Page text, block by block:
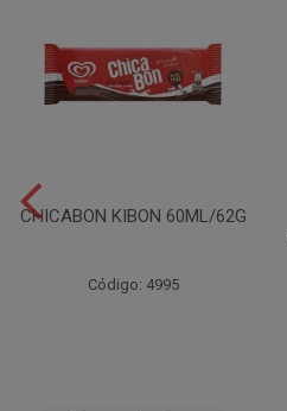
CHICABON KIBON 60ML/62G
Código: 4995